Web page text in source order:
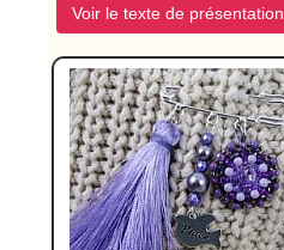
Voir le texte de présentation